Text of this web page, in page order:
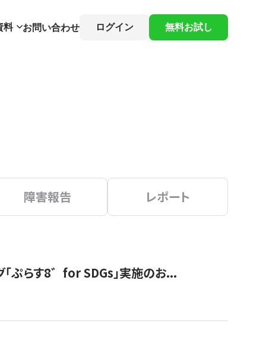
料 お問い合わせ ログイン 無料お試し
障害報告 レポート
ぷらす8゛for SDGs」実施のお...